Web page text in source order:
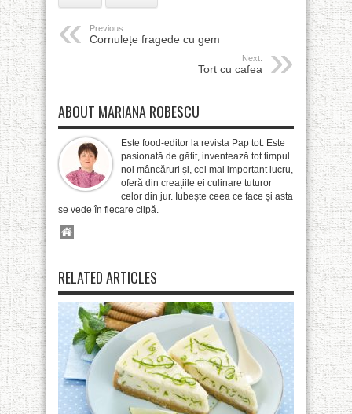
Previous:
Cornulețe fragede cu gem
Next:
Tort cu cafea
ABOUT MARIANA ROBESCU
Este food-editor la revista Pap tot. Este
pasionată de gătit, inventează tot timpul
noi mâncăruri și, cel mai important lucru,
oferă din creațiile ei culinare tuturor
celor din jur. Iubește ceea ce face și asta
se vede în fiecare clipă.
RELATED ARTICLES